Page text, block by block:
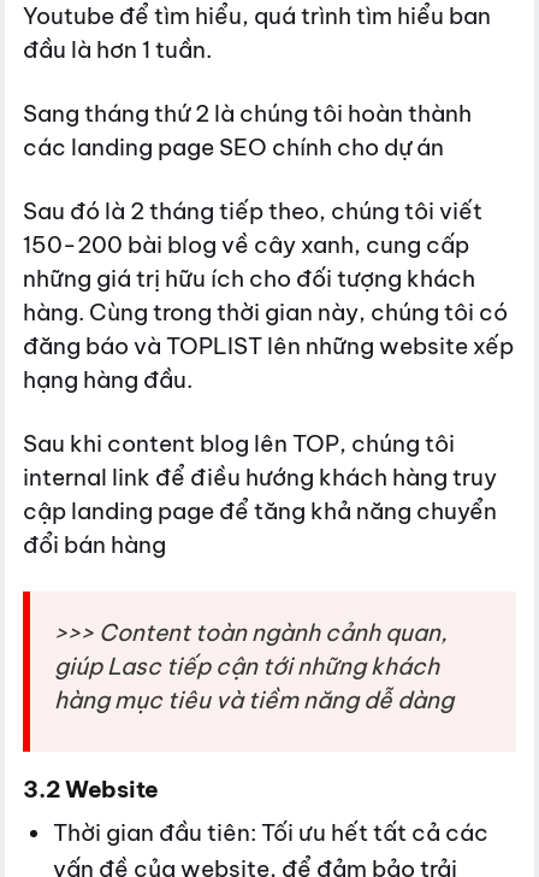
Youtube để tìm hiểu, quá trình tìm hiểu ban
đầu là hơn 1 tuần.
Sang tháng thứ 2 là chúng tôi hoàn thành
các landing page SEO chính cho dự án
Sau đó là 2 tháng tiếp theo, chúng tôi viết
150-200 bài blog về cây xanh, cung cấp
những giá trị hữu ích cho đối tượng khách
hàng. Cùng trong thời gian này, chúng tôi có
đăng báo và TOPLIST lên những website xếp
hạng hàng đầu.
Sau khi content blog lên TOP, chúng tôi
internal link để điều hướng khách hàng truy
cập landing page để tăng khả năng chuyển
đổi bán hàng
>>> Content toàn ngành cảnh quan,
giúp Lasc tiếp cận tới những khách
hàng mục tiêu và tiềm năng dễ dàng
3.2 Website
Thời gian đầu tiên: Tối ưu hết tất cả các
vấn đề của website, để đảm bảo trải